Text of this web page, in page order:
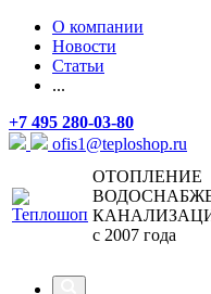
О компании
Новости
Статьи
...
+7 495 280-03-80
ofis1@teploshop.ru
ОТОПЛЕНИЕ
с 2007 года